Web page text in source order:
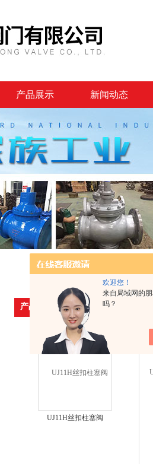
欢迎您！
来自局域网的
吗？
产品展示 新闻动态
产品展示
UJ11H丝扣柱塞阀